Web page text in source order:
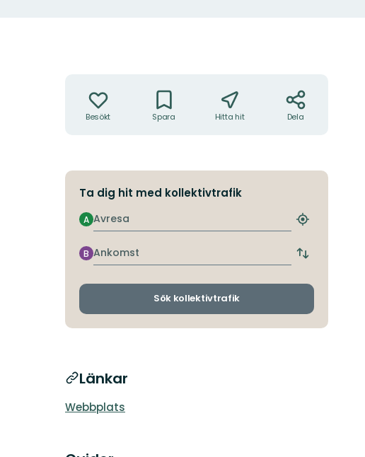
Besökt Spara Hitta hit Dela
Ta dig hit med kollektivtrafik
Avresa
A
Hitta
hållplats
Ankomst
B
Byt
och
Sök kollektivtrafik
Länkar
Webbplats